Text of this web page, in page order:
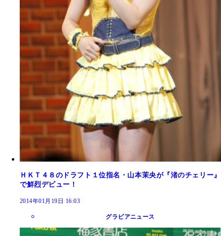
ＨＫＴ４８のドラフト１位指名・山本茉央が『渚のチェリー』
で鮮烈デビュー！
2014年01月19日 16:03
グラビアニュース